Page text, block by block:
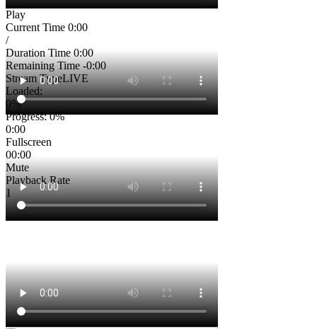
Play
Current Time 0:00
/
Duration Time0:00
Remaining Time-0:00
Stream TypeLIVE
Loaded:
0%
Progress: 0%
0:00
Fullscreen
00:00
Mute
Playback Rate
1